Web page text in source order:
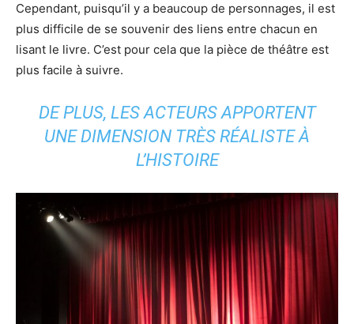
Cependant, puisqu’il y a beaucoup de personnages, il est
plus difficile de se souvenir des liens entre chacun en
lisant le livre. C’est pour cela que la pièce de théâtre est
plus facile à suivre.
DE PLUS, LES ACTEURS APPORTENT
UNE DIMENSION TRÈS RÉALISTE À
L’HISTOIRE